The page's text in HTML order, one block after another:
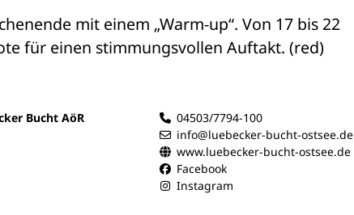
mit einem „Warm-up“. Von 17 bis 22
für einen stimmungsvollen Auftakt. (red)
Bucht AöR
04503/7794-100
info@luebecker-bucht-ostsee.de
www.luebecker-bucht-ostsee.de
Facebook
Instagram